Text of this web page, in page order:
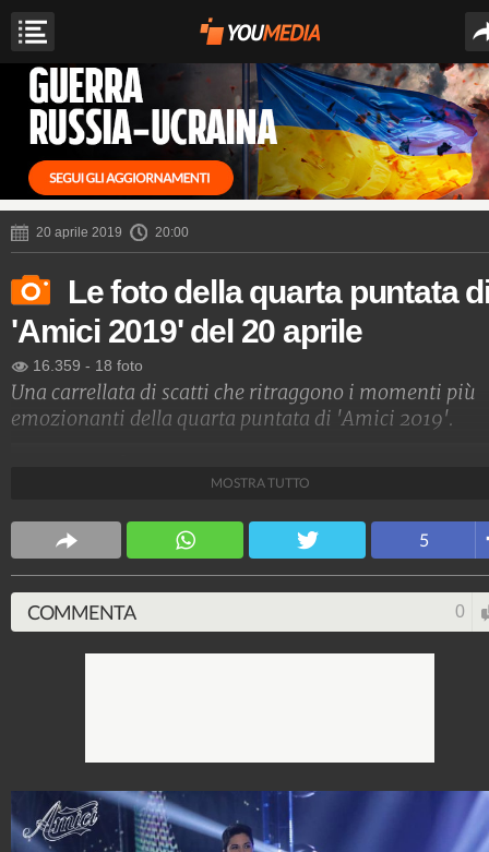
20 aprile 2019 20:00
Le foto della quarta puntata
'Amici 2019' del 20 aprile
16.359 - 18 foto
Una carrellata di scatti che ritraggono i momenti più
emozionanti della quarta puntata di 'Amici 2019'.
9.454 video-76.076 foto
MOSTRA TUTTO
5
COMMENTA 0